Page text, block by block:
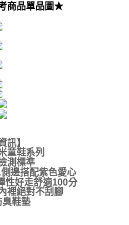
商品單品圖★
訊】
童鞋系列
測標準
邊搭配紫色愛心
性好走舒適100分
裡絕對不刮腳
臭鞋墊